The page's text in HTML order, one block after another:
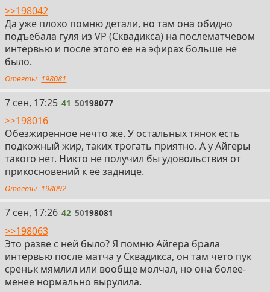
>>198042
Да уже плохо помню детали, но там она обидно
подъебала гуля из VP (Сквадикса) на послематчевом
интервью и после этого ее на эфирах больше не
было.
Ответы 198081
41
7 сен, 17:25 41 50198077
>>198016
Обезжиренное нечто же. У остальных тянок есть
подкожный жир, таких трогать приятно. А у Айгеры
такого нет. Никто не получил бы удовольствия от
прикосновений к её заднице.
Ответы 198092
42
7 сен, 17:26 42 50198081
>>198063
Это разве с ней было? Я помню Айгера брала
интервью после матча у Сквадикса, он там чето пук
среньк мямлил или вообще молчал, но она более-
менее нормально вырулила.